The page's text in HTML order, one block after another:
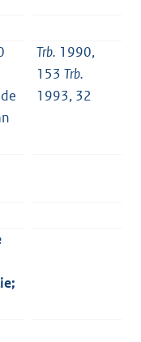
Trb. 1990,
153 Trb.
1993, 32